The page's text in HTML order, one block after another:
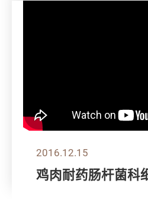
2016.12.15
鸡肉耐药肠杆菌科